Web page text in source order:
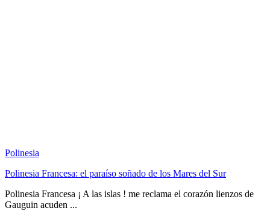
Polinesia
Polinesia Francesa: el paraíso soñado de los Mares del Sur
Polinesia Francesa ¡ A las islas ! me reclama el corazón lienzos de
Gauguin acuden ...